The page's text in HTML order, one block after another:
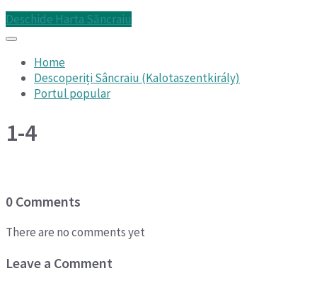
Deschide Harta Săncraiu
Home
Descoperiți Sâncraiu (Kalotaszentkirály)
Portul popular
1-4
0 Comments
There are no comments yet
Leave a Comment